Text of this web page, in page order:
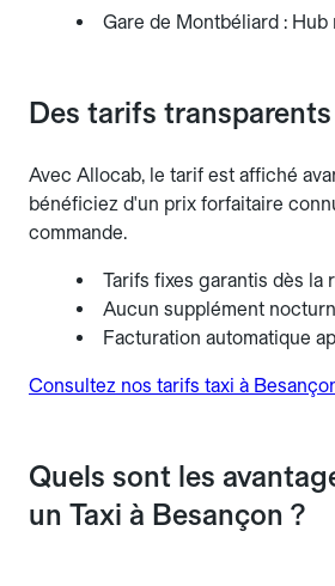
Gare de Montbéliard :
Des tarifs
Avec Allocab, le tarif est affiché
bénéficiez d'un prix forfaitaire
commande.
Tarifs fixes garantis dès la
Aucun supplément
Facturation automatique
Consultez nos tarifs taxi à
Quels sont les
un Taxi à Besançon ?